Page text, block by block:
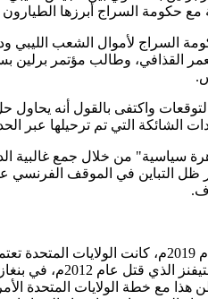
القذافي، وطالب مؤتمر برلين
واكتفى بالقول أنه يحاول
الشائكة التي تم ترحيلها عبر
سياسية" من خلال جمع غالبية
ظل التباين في الموقف الفرنسي
منذ 2011م، وحتى منتصف عام
من قتلة